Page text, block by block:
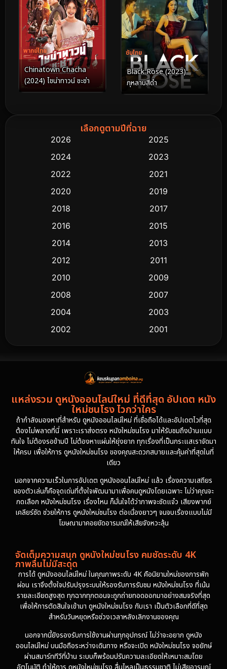
พากย์ไทย
Chinatown Chacha
(2024) ไชน่าทาวน์ ชะช่า
ซับไทย
Black Rose (2023)
กุหลาบสีดำ
เลือกดูตามปีที่ฉาย
2026
2025
2024
2023
2022
2021
2020
2019
2018
2017
2016
2015
2014
2013
2012
2011
2010
2009
2008
2007
2004
2003
2002
2001
2000
1997
1986
1985
1981
1978
1974
แหล่งรวม ดูหนังออนไลน์ใหม่ ที่ดีที่สุด อัปเดต หนัง
ใหม่ชนโรง ไวกว่าใคร
ถ้ากำลังมองหาที่สำหรับ ดูหนังออนไลน์ใหม่ ที่เชื่อถือได้และอัปเดตไวที่สุด
ต้องไม่พลาดที่นี่ เพราะเราส่งตรง หนังใหม่ชนโรง มาให้รับชมถึงบ้านแบบ
ทันใจ ไม่ต้องรอข้ามปี ไม่ต้องหาแผ่นให้ยุ่งยาก ทุกเรื่องที่เป็นกระแสเราจัดมา
ให้ครบ เพื่อให้การ ดูหนังใหม่ชนโรง ของคุณสะดวกสบายและคุ้มค่าที่สุดในที่
เดียว
นอกจากความเร็วในการอัปเดต ดูหนังออนไลน์ใหม่ แล้ว เรื่องความเสถียร
ของตัวเล่นก็คือจุดเด่นที่ตั้งใจพัฒนามาเพื่อคนดูหนังโดยเฉพาะ ไม่ว่าคุณจะ
กดเลือก หนังใหม่ชนโรง เรื่องไหน ก็มั่นใจได้ว่าภาพจะชัดแจ๋ว เสียงพากย์
เคลียร์ชัด ช่วยให้การ ดูหนังใหม่ชนโรง ต่อเนื่องยาวๆ จนจบเรื่องแบบไม่มี
โฆษณามาคอยขัดอารมณ์ให้เสียจังหวะลุ้น
จัดเต็มความสนุก ดูหนังใหม่ชนโรง คมชัดระดับ 4K
ภาพลื่นไม่มีสะดุด
การได้ ดูหนังออนไลน์ใหม่ ในคุณภาพระดับ 4K คือนิยามใหม่ของการพัก
ผ่อน เราจึงตั้งใจปรับปรุงระบบให้รองรับการรับชม หนังใหม่ชนโรง ที่เน้น
รายละเอียดสูงสุด ทุกฉากทุกตอนจะถูกถ่ายทอดออกมาอย่างสมจริงที่สุด
เพื่อให้การตัดสินใจเข้ามา ดูหนังใหม่ชนโรง กับเรา เป็นตัวเลือกที่ดีที่สุด
สำหรับวันหยุดหรือช่วงเวลาหลังเลิกงานของคุณ
นอกจากนี้ยังรองรับการใช้งานผ่านทุกอุปกรณ์ ไม่ว่าจะอยาก ดูหนัง
ออนไลน์ใหม่ บนมือถือระหว่างเดินทาง หรือจะเปิด หนังใหม่ชนโรง จอยักษ์
ผ่านสมาร์ททีวีที่บ้าน ระบบก็พร้อมปรับความละเอียดให้เหมาะสมโดย